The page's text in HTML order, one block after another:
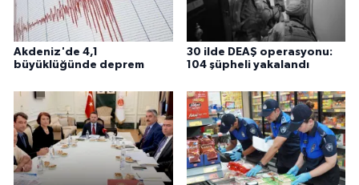
Akdeniz'de 4,1
büyüklüğünde deprem
30 ilde DEAŞ operasyonu:
104 şüpheli yakalandı